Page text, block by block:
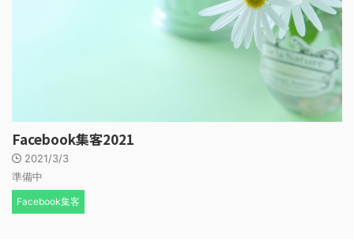
Facebook集客2021
2021/3/3
準備中
Facebook集客